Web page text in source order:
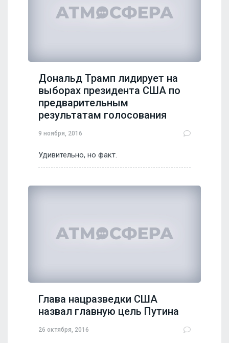
Дональд Трамп лидирует на
выборах президента США по
предварительным
результатам голосования
9 ноября, 2016
Удивительно, но факт.
Глава нацразведки США
назвал главную цель Путина
26 октября, 2016